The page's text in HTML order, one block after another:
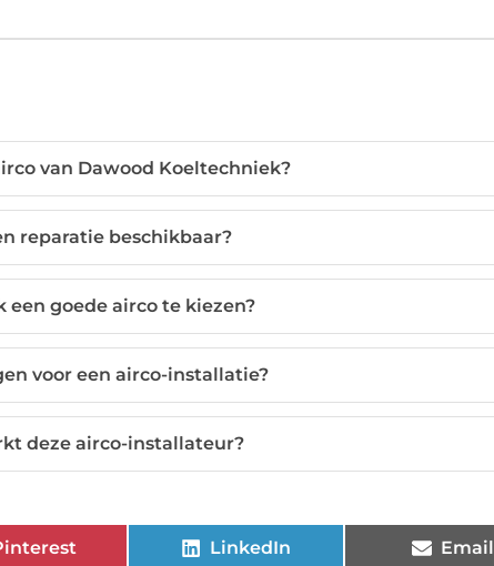
van Dawood Koeltechniek?
reparatie beschikbaar?
goede airco te kiezen?
voor een airco-installatie?
deze airco-installateur?
LinkedIn Email